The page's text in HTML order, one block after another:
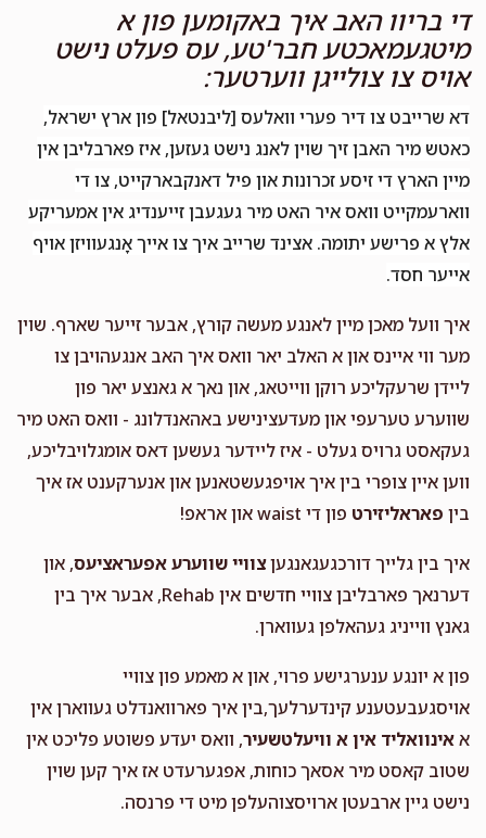
Leah KohnItty Wertczberger
1 year ago $50.00
די בריוו האב איך באקומען פון א
מיטגעמאכטע חבר'טע, עס פעלט נישט
אויס צו צולייגן ווערטער:
דא שרייבט צו דיר פערי וואלעס [ליבנטאל] פון ארץ ישראל,
כאטש מיר האבן זיך שוין לאנג נישט געזען, איז פארבליבן אין
מיין הארץ די זיסע זכרונות און פיל דאנקבארקייט, צו די
ווארעמקייט וואס איר האט מיר געגעבן זייענדיג אין אמעריקע
אלץ א פרישע יתומה. אצינד שרייב איך צו אייך אָנגעוויזן אויף
אייער חסד.
איך וועל מאכן מיין לאנגע מעשה קורץ, אבער זייער שארף. שוין
מער ווי איינס און א האלב יאר וואס איך האב אנגעהויבן צו
ליידן שרעקליכע רוקן ווייטאג, און נאך א גאנצע יאר פון
שווערע טערעפי און מעדעצינישע באהאנדלונג - וואס האט מיר
געקאסט גרויס געלט - איז ליידער געשען דאס אומגלויבליכע,
ווען איין צופרי בין איך אויפגעשטאנען און אנערקענט אז איך
בין פאראליזירט פון די waist און אראפ!
איך בין גלייך דורכגעגאנגעןצוויי שווערע אפעראציעס, און
דערנאך פארבליבן צוויי חדשים אין Rehab, אבער איך בין
גאנץ ווייניג געהאלפן געווארן.
פון א יונגע ענערגישע פרוי, און א מאמע פון צוויי
אויסגעבעטענע קינדערלעך,בין איך פארוואנדלט געווארן אין
אאינוואליד אין א וויעלטשעיר, וואס יעדע פשוטע פליכט אין
שטוב קאסט מיר אסאך כוחות, אפגערעדט אז איך קען שוין
נישט גיין ארבעטן ארויסצוהעלפן מיט די פרנסה.